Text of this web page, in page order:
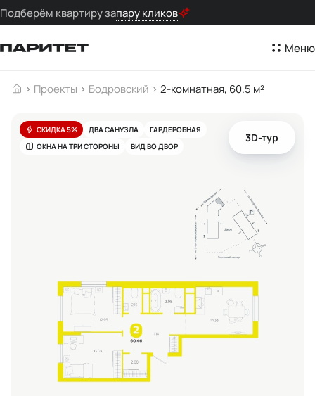
Подберём квартиру запару кликов
Меню
Проекты Бодровский 2-комнатная, 60.5 м²
СКИДКА 5% ДВА САНУЗЛА
ГАРДЕРОБНАЯ
ОКНА НА ТРИ СТОРОНЫ
ВИД ВО ДВОР
3D-тур